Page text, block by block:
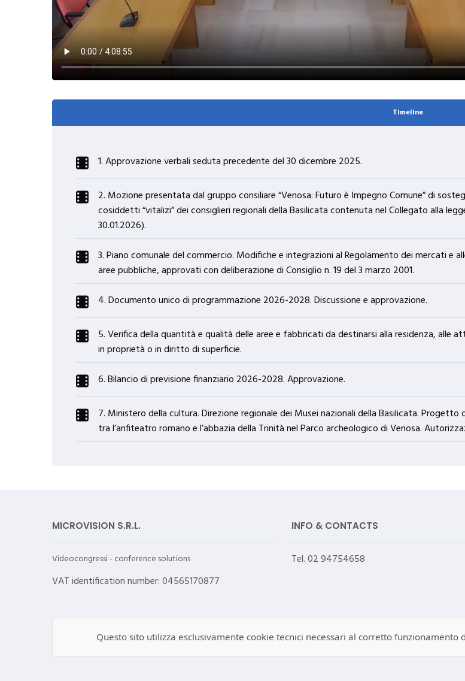
Timeline
1. Approvazione verbali seduta precedente del 30 dicembre 2025.
2. Mozione presentata dal gruppo consiliare “Venosa: Futuro è Impegno Comune” di
cosiddetti “vitalizi” dei consiglieri regionali della Basilicata contenuta nel Collegato alla
30.01.2026).
3. Piano comunale del commercio. Modifiche e integrazioni al Regolamento dei mercati e
aree pubbliche, approvati con deliberazione di Consiglio n. 19 del 3 marzo 2001.
4. Documento unico di programmazione 2026-2028. Discussione e approvazione.
5. Verifica della quantità e qualità delle aree e fabbricati da destinarsi alla residenza,
in proprietà o in diritto di superficie.
6. Bilancio di previsione finanziario 2026-2028. Approvazione.
7. Ministero della cultura. Direzione regionale dei Musei nazionali della Basilicata.
tra l’anfiteatro romano e l’abbazia della Trinità nel Parco archeologico di Venosa.
MICROVISION S.R.L.
Videocongressi - conference solutions
VAT identification number: 04565170877
INFO & CONTACTS
Tel. 02 94754658
Questo sito utilizza esclusivamente cookie tecnici necessari al corretto